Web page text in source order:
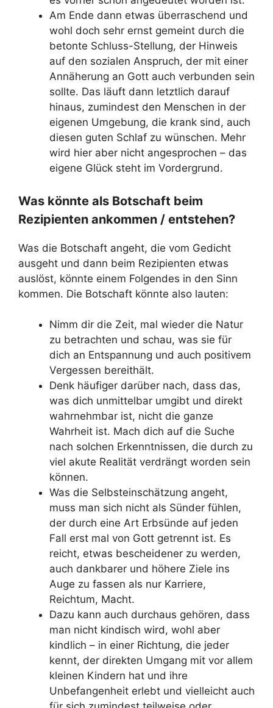
Am Ende dann etwas überraschend und
wohl doch sehr ernst gemeint durch die
betonte Schluss-Stellung, der Hinweis
auf den sozialen Anspruch, der mit einer
Annäherung an Gott auch verbunden sein
sollte. Das läuft dann letztlich darauf
hinaus, zumindest den Menschen in der
eigenen Umgebung, die krank sind, auch
diesen guten Schlaf zu wünschen. Mehr
wird hier aber nicht angesprochen – das
eigene Glück steht im Vordergrund.
Was könnte als Botschaft beim
Rezipienten ankommen / entstehen?
Was die Botschaft angeht, die vom Gedicht
ausgeht und dann beim Rezipienten etwas
auslöst, könnte einem Folgendes in den Sinn
kommen. Die Botschaft könnte also lauten:
Nimm dir die Zeit, mal wieder die Natur
zu betrachten und schau, was sie für
dich an Entspannung und auch positivem
Vergessen bereithält.
Denk häufiger darüber nach, dass das,
was dich unmittelbar umgibt und direkt
wahrnehmbar ist, nicht die ganze
Wahrheit ist. Mach dich auf die Suche
nach solchen Erkenntnissen, die durch zu
viel akute Realität verdrängt worden sein
können.
Was die Selbsteinschätzung angeht,
muss man sich nicht als Sünder fühlen,
der durch eine Art Erbsünde auf jeden
Fall erst mal von Gott getrennt ist. Es
reicht, etwas bescheidener zu werden,
auch dankbarer und höhere Ziele ins
Auge zu fassen als nur Karriere,
Reichtum, Macht.
Dazu kann auch durchaus gehören, dass
man nicht kindisch wird, wohl aber
kindlich – in einer Richtung, die jeder
kennt, der direkten Umgang mit vor allem
kleinen Kindern hat und ihre
Unbefangenheit erlebt und vielleicht auch